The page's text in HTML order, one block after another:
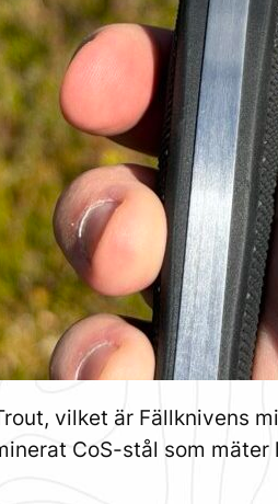
vilket är Fällknivens
CoS-stål som